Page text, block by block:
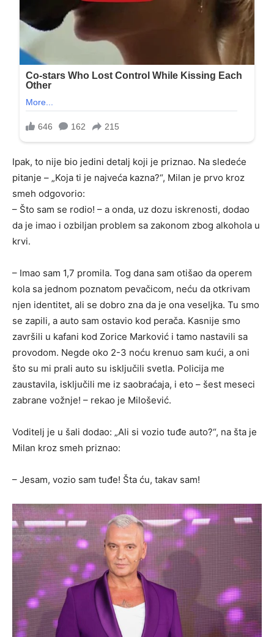
Ipak, to nije bio jedini detalj koji je priznao. Na sledeće
pitanje – „Koja ti je najveća kazna?“, Milan je prvo kroz
smeh odgovorio:
– Što sam se rodio! – a onda, uz dozu iskrenosti, dodao
da je imao i ozbiljan problem sa zakonom zbog alkohola u
krvi.
– Imao sam 1,7 promila. Tog dana sam otišao da operem
kola sa jednom poznatom pevačicom, neću da otkrivam
njen identitet, ali se dobro zna da je ona veseljka. Tu smo
se zapili, a auto sam ostavio kod perača. Kasnije smo
završili u kafani kod Zorice Marković i tamo nastavili sa
provodom. Negde oko 2-3 noću krenuo sam kući, a oni
što su mi prali auto su isključili svetla. Policija me
zaustavila, isključili me iz saobraćaja, i eto – šest meseci
zabrane vožnje! – rekao je Milošević.
Voditelj je u šali dodao: „Ali si vozio tuđe auto?“, na šta je
Milan kroz smeh priznao:
– Jesam, vozio sam tuđe! Šta ću, takav sam!